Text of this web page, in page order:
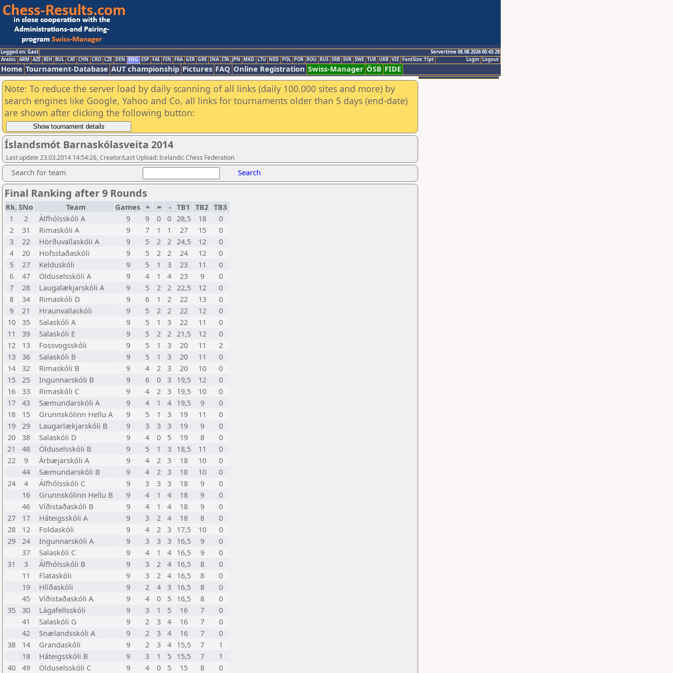
Logged on: Gast
Servertime 08.08.2026 00:43:28
Logout
Login
Arabic ARM AZE BIH BUL CAT CHN CRO CZE DEN ENG ESP FAI FIN FRA GER GRE INA ITA JPN MKD LTU NED POL POR ROU RUS SRB SVK SWE TUR UKR VIE FontSize:11pt
Home Tournament-Database AUT championship Pictures FAQ Online Registration Swiss-Manager ÖSB FIDE
Note: To reduce the server load by daily scanning of all links (daily 100.000 sites and more) by
search engines like Google, Yahoo and Co, all links for tournaments older than 5 days (end-date)
are shown after clicking the following button:
Íslandsmót Barnaskólasveita 2014
Last update 23.03.2014 14:54:26, Creator/Last Upload: Icelandic Chess Federation
Search for team Search
Final Ranking after 9 Rounds
Rk.SNo Team Games + = - TB1 TB2 TB3
1
2 Álfhólsskóli A 9 9 0 0 28,5 18
0
2
31 Rimaskóli A 9 7 1 1 27 15
0
3
22 Hörðuvallaskóli A 9 5 2 2 24,5 12
0
4
20 Hofsstaðaskóli 9 5 2 2 24 12
0
5
27 Kelduskóli 9 5 1 3 23 11
0
6
47 Ölduselsskóli A 9 4 1 4 23 9
0
7
28 Laugalækjarskóli A 9 5 2 2 22,5 12
0
8
34 Rimaskóli D 9 6 1 2 22 13
0
9
21 Hraunvallaskóli 9 5 2 2 22 12
0
10
35 Salaskóli A 9 5 1 3 22 11
0
11
39 Salaskóli E 9 5 2 2 21,5 12
0
12
13 Fossvogsskóli 9 5 1 3 20 11
2
13
36 Salaskóli B 9 5 1 3 20 11
0
14
32 Rimaskóli B 9 4 2 3 20 10
0
15
25 Ingunnarskóli B 9 6 0 3 19,5 12
0
16
33 Rimaskóli C 9 4 2 3 19,5 10
0
17
43 Sæmundarskóli A 9 4 1 4 19,5 9
0
18
15 Grunnskólinn Hellu A 9 5 1 3 19 11
0
19
29 Laugarlækjarskóli B 9 3 3 3 19 9
0
20
38 Salaskóli D 9 4 0 5 19 8
0
21
48 Ölduselsskóli B 9 5 1 3 18,5 11
0
22
9 Árbæjarskóli A 9 4 2 3 18 10
0
44
Sæmundarskóli B 9 4 2 3 18 10
0
24
4 Álfhólsskóli C 9 3 3 3 18 9
0
16
Grunnskólinn Hellu B 9 4 1 4 18 9
0
46
Víðistaðaskóli B 9 4 1 4 18 9
0
27
17 Háteigsskóli A 9 3 2 4 18 8
0
28
12 Foldaskóli 9 4 2 3 17,5 10
0
29
24 Ingunnarskóli A 9 3 3 3 16,5 9
0
37
Salaskóli C 9 4 1 4 16,5 9
0
31
3 Álfhólsskóli B 9 3 2 4 16,5 8
0
11
Flataskóli 9 3 2 4 16,5 8
0
19
Hlíðaskóli 9 2 4 3 16,5 8
0
45
Víðistaðaskóli A 9 4 0 5 16,5 8
0
35
30 Lágafellsskóli 9 3 1 5 16 7
0
41
Salaskóli G 9 2 3 4 16 7
0
42
Snælandsskóli A 9 2 3 4 16 7
0
38
14 Grandaskóli 9 2 3 4 15,5 7
1
18
Háteigsskóli B 9 3 1 5 15,5 7
1
40
49 Ölduselsskóli C 9 4 0 5 15 8 0